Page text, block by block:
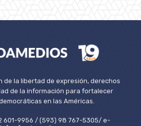
de la libertad de expresión, derechos
de la información para fortalecer
en las Américas.
601-9956 / (593) 98 767-5305/ e-